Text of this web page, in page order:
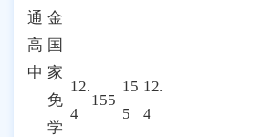
通
高
中
金
国
家
免
学
12.
4
155
15
5
12.
4